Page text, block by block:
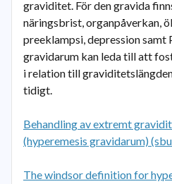
graviditet. För den gravida
näringsbrist, organpåverkan,
preeklampsi, depression samt
gravidarum kan leda till att
i relation till
tidigt.
Behandling av extremt
(hyperemesis gravidarum)
The windsor definition for